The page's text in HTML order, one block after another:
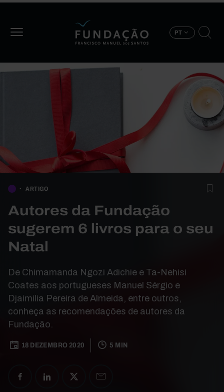
PT
ARTIGO
Autores da Fundação
sugerem 6 livros para o seu
Natal
De Chimamanda Ngozi Adichie e Ta-Nehisi
Coates aos portugueses Manuel Sérgio e
Djaimilia Pereira de Almeida, entre outros,
conheça as recomendações de autores da
Fundação.
18 DEZEMBRO 2020 5 MIN